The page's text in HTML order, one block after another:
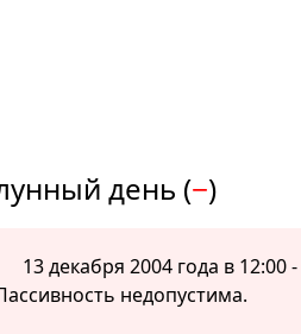
день (−)
13 декабря 2004 года в 12:00 -
недопустима.